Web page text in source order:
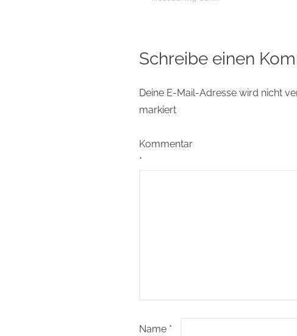
Beitragsnavigation
Schreibe einen
Deine E-Mail-Adresse wird nicht
markiert
Kommentar
*
Name *